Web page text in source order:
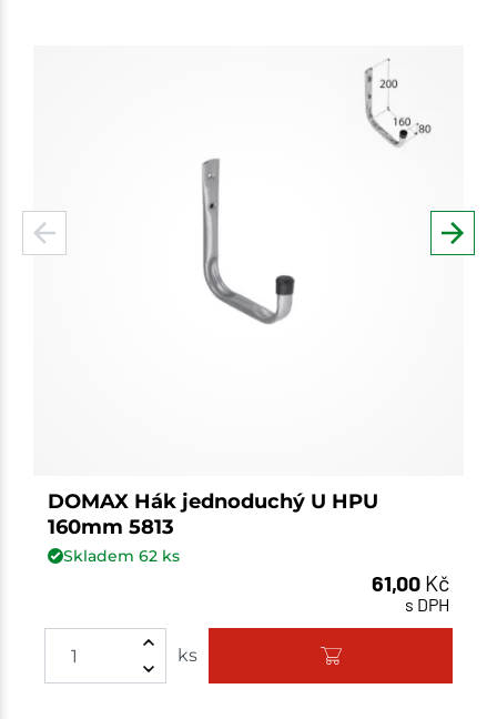
DOMAX Hák jednoduchý U HPU
160mm 5813
Skladem 62ks
61,00 Kč
s DPH
ks